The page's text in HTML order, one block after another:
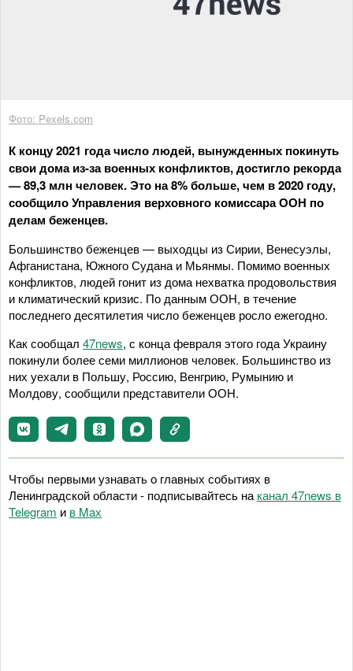
Фото: Pexels.com
К концу 2021 года число людей, вынужденных покинуть
свои дома из-за военных конфликтов, достигло рекорда
— 89,3 млн человек. Это на 8% больше, чем в 2020 году,
сообщило Управления верховного комиссара ООН по
делам беженцев.
Большинство беженцев — выходцы из Сирии, Венесуэлы,
Афганистана, Южного Судана и Мьянмы. Помимо военных
конфликтов, людей гонит из дома нехватка продовольствия
и климатический кризис. По данным ООН, в течение
последнего десятилетия число беженцев росло ежегодно.
Как сообщал 47news, с конца февраля этого года Украину
покинули более семи миллионов человек. Большинство из
них уехали в Польшу, Россию, Венгрию, Румынию и
Молдову, сообщили представители ООН.
Чтобы первыми узнавать о главных событиях в
Ленинградской области - подписывайтесь на канал 47news в
Telegram и в Maх